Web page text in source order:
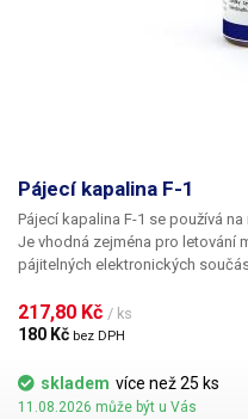
Pájecí kapalina F-1
Pájecí kapalina F-1 se používá
Je vhodná zejména pro letování
217,80 Kč / ks
180 Kč bez DPH
skladem více než 25 ks
11.08.2026 může být u Vás